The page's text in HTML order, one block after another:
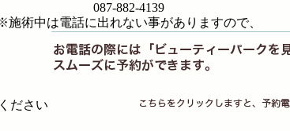
087-882-4139
施術中は電話に出れない事がありますので、
ださい